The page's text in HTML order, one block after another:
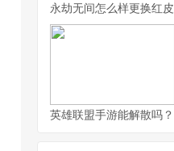
永劫无间怎么样更换红皮
英雄联盟手游能解散吗？